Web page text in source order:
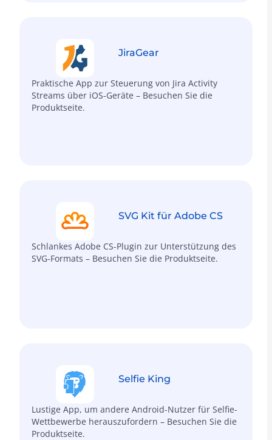
JiraGear
Praktische App zur Steuerung von Jira Activity
Streams über iOS-Geräte – Besuchen Sie die
Produktseite.
SVG Kit für Adobe CS
Schlankes Adobe CS-Plugin zur Unterstützung des
SVG-Formats – Besuchen Sie die Produktseite.
Selfie King
Lustige App, um andere Android-Nutzer für Selfie-
Wettbewerbe herauszufordern – Besuchen Sie die
Produktseite.